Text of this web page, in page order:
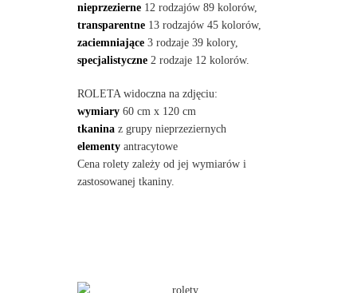
nieprzezierne12 rodzajów 89 kolorów,
transparentne13 rodzajów 45 kolorów,
zaciemniające3 rodzaje 39 kolory,
specjalistyczne2 rodzaje 12 kolorów.
ROLETA widoczna na zdjęciu:
wymiary60 cm x 120 cm
tkaninaz grupy nieprzeziernych
elementyantracytowe
Cena rolety zależy od jej wymiarów i
zastosowanej tkaniny.